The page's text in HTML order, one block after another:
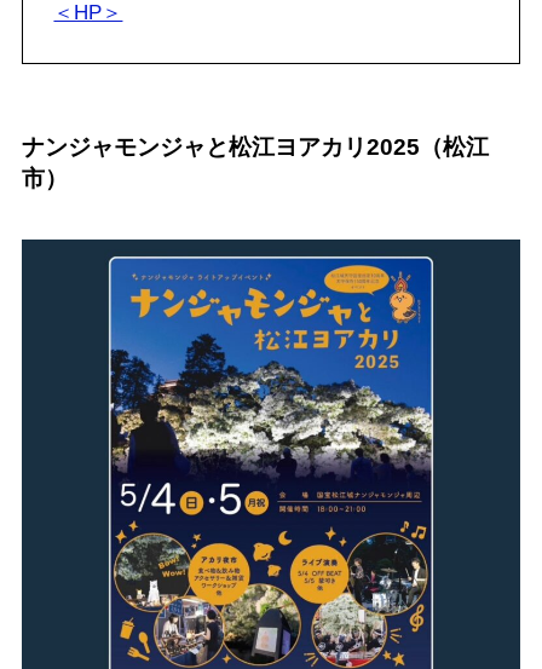
＜HP＞
ナンジャモンジャと松江ヨアカリ2025（松江
市）